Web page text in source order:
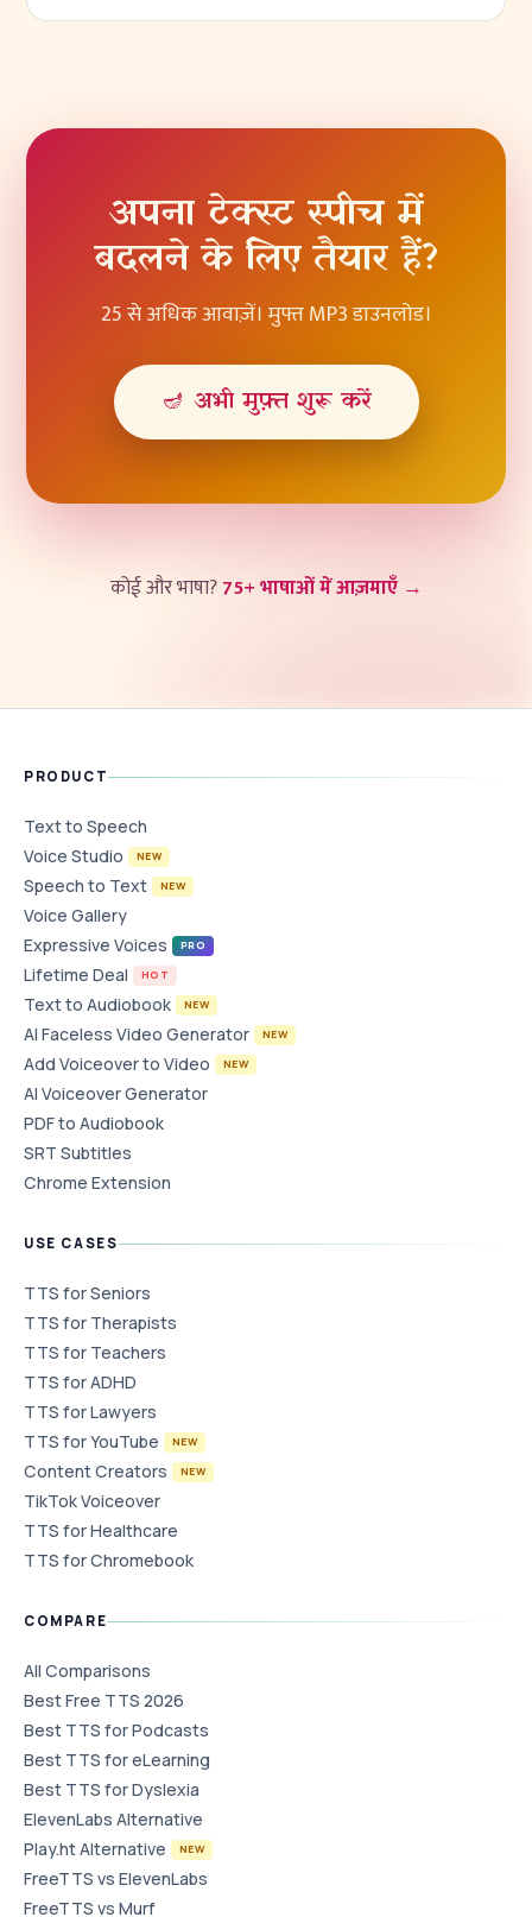
अपना टेक्स्ट स्पीच में
बदलने के लिए तैयार हैं?
25 से अधिक आवाज़ें। मुफ्त MP3 डाउनलोड।
🪔 अभी मुफ़्त शुरू करें
कोई और भाषा?75+ भाषाओं में आज़माएँ →
PRODUCT
Text to Speech
Voice Studio
NEW
Speech to Text NEW
Voice Gallery
Expressive Voices
PRO
Lifetime Deal HOT
Text to Audiobook NEW
AI Faceless Video Generator NEW
Add Voiceover to Video NEW
AI Voiceover Generator
PDF to Audiobook
SRT Subtitles
Chrome Extension
USE CASES
TTS for Seniors
TTS for Therapists
TTS for Teachers
TTS for ADHD
TTS for Lawyers
TTS for YouTube
NEW
Content Creators NEW
TikTok Voiceover
TTS for Healthcare
TTS for Chromebook
COMPARE
All Comparisons
Best Free TTS 2026
Best TTS for Podcasts
Best TTS for eLearning
Best TTS for Dyslexia
ElevenLabs Alternative
Play.ht Alternative
NEW
FreeTTS vs ElevenLabs
FreeTTS vs Murf